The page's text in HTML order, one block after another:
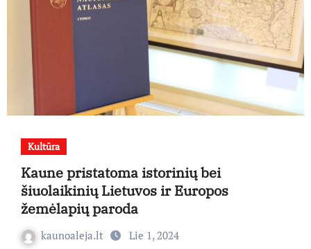
Kultūra
Kaune pristatoma istorinių bei
šiuolaikinių Lietuvos ir Europos
žemėlapių paroda
kaunoaleja.lt Lie 1, 2024